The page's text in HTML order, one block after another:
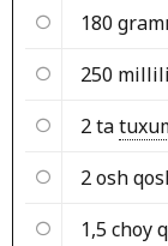
180
250
2 ta
2 osh
1,5 choy